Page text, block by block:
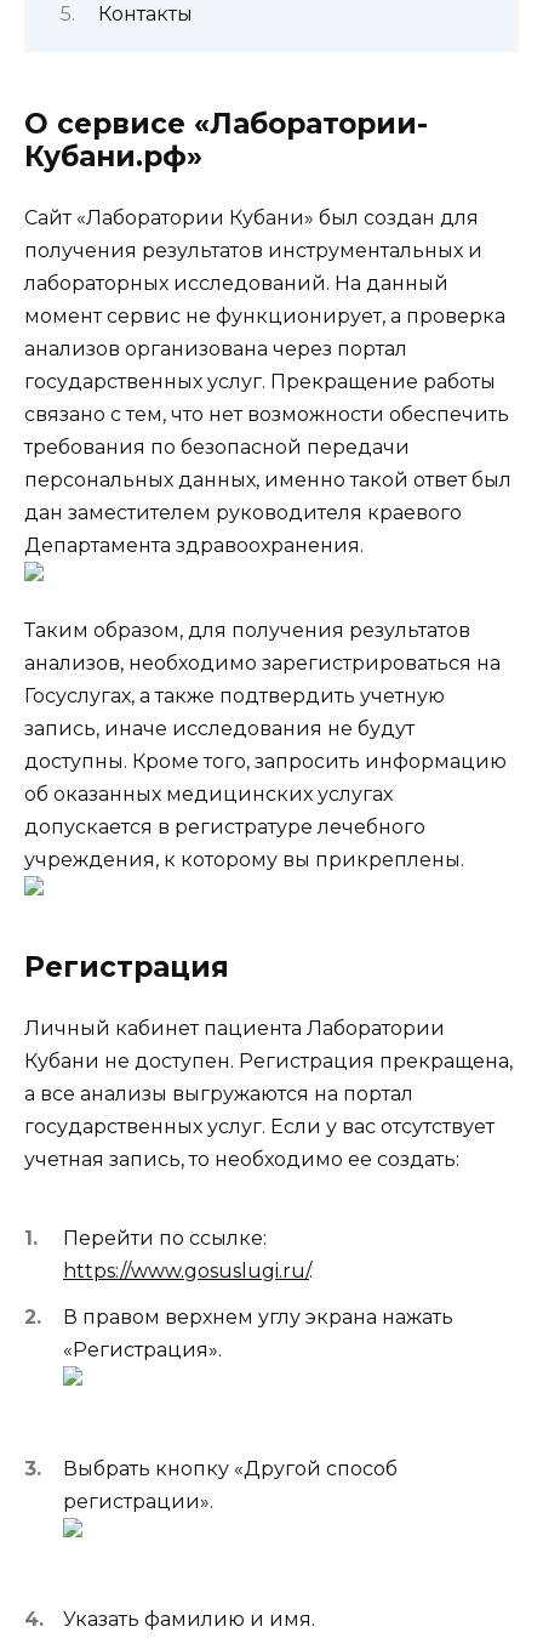
Контакты
О сервисе «Лаборатории-
Кубани.рф»
Сайт «Лаборатории Кубани» был создан для
получения результатов инструментальных и
лабораторных исследований. На данный
момент сервис не функционирует, а проверка
анализов организована через портал
государственных услуг. Прекращение работы
связано с тем, что нет возможности обеспечить
требования по безопасной передачи
персональных данных, именно такой ответ был
дан заместителем руководителя краевого
Департамента здравоохранения.
Таким образом, для получения результатов
анализов, необходимо зарегистрироваться на
Госуслугах, а также подтвердить учетную
запись, иначе исследования не будут
доступны. Кроме того, запросить информацию
об оказанных медицинских услугах
допускается в регистратуре лечебного
учреждения, к которому вы прикреплены.
Регистрация
Личный кабинет пациента Лаборатории
Кубани не доступен. Регистрация прекращена,
а все анализы выгружаются на портал
государственных услуг. Если у вас отсутствует
учетная запись, то необходимо ее создать:
Перейти по ссылке:
https://www.gosuslugi.ru/.
В правом верхнем углу экрана нажать
«Регистрация».
Выбрать кнопку «Другой способ
регистрации».
Указать фамилию и имя.